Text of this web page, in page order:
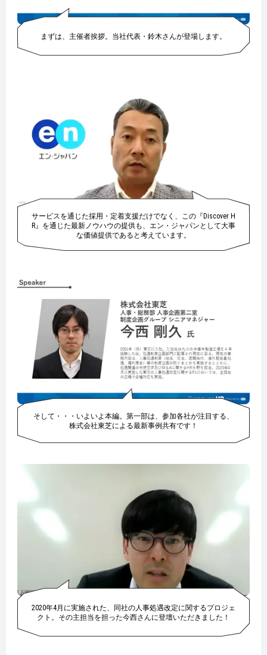
まずは、主催者挨拶。当社代表・鈴木さんが登場します。
サービスを通じた採用・定着支援だけでなく、この『Discover H
R』を通じた最新ノウハウの提供も、エン・ジャパンとして大事
な価値提供であると考えています。
そして・・・いよいよ本編。第一部は、参加各社が注目する、
株式会社東芝による最新事例共有です！
2020年4月に実施された、同社の人事処遇改定に関するプロジェ
クト。その主担当を担った今西さんに登壇いただきました！